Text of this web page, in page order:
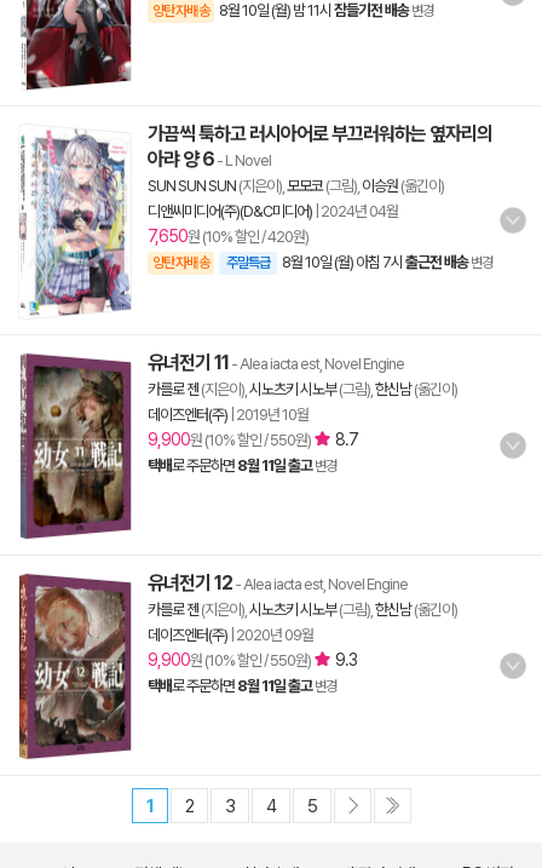
양탄자배송 8월 10일 (월) 밤 11시 잠들기전 배송 변경
가끔씩 툭하고 러시아어로 부끄러워하는 옆자리의
아랴 양 6 - L Novel
SUN SUN SUN (지은이), 모모코(그림), 이승원 (옮긴이)
디앤씨미디어(주)(D&C미디어) 2024년 04월
7,650원 (10% 할인 / 420원)
양탄자배송 주말특급 8월 10일 (월) 아침 7시 출근전 배송 변경
유녀전기 11 - Alea iacta est, Novel Engine
카를로 젠 (지은이), 시노츠키 시노부(그림), 한신남(옮긴이)
데이즈엔터(주) 2019년 10월
9,900원 (10% 할인 / 550원) 8.7
택배로 주문하면 8월 11일 출고 변경
유녀전기 12 - Alea iacta est, Novel Engine
카를로 젠 (지은이), 시노츠키 시노부(그림), 한신남(옮긴이)
데이즈엔터(주) 2020년 09월
9,900원 (10% 할인 / 550원) 9.3
택배로 주문하면 8월 11일 출고 변경
1 2 3 4 5